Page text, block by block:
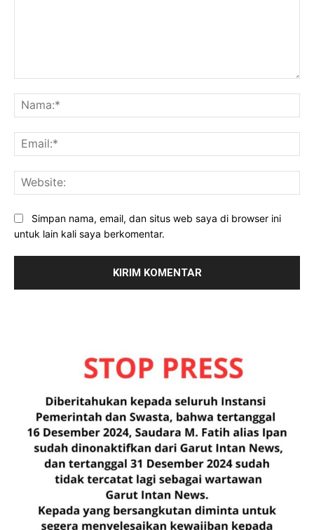
Simpan nama, email, dan situs web saya di browser ini
untuk lain kali saya berkomentar.